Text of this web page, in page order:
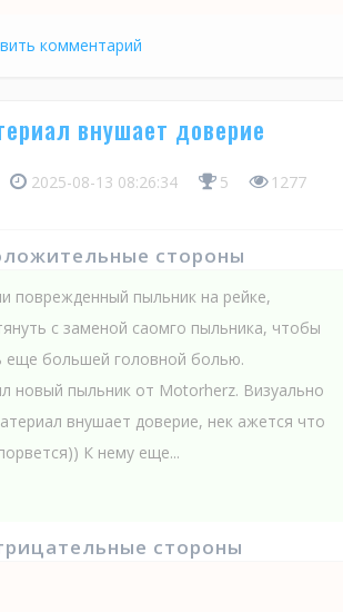
комментарий
внушает доверие
2025-08-13 08:26:34 5 1277
стороны
поврежденный пыльник на рейке,
с заменой саомго пыльника, чтобы
еще большей головной болью.
новый пыльник от Motorherz. Визуально
внушает доверие, нек ажется что
К нему еще...
стороны